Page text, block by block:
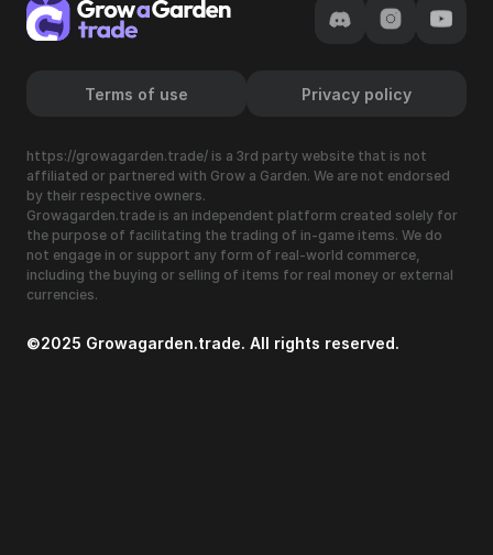
Terms of use Privacy policy
https://growagarden.trade/ is a 3rd party website that is not
affiliated or partnered with Grow a Garden. We are not endorsed
by their respective owners.
Growagarden.trade is an independent platform created solely for
the purpose of facilitating the trading of in-game items. We do
not engage in or support any form of real-world commerce,
including the buying or selling of items for real money or external
currencies.
©2025 Growagarden.trade. All rights reserved.